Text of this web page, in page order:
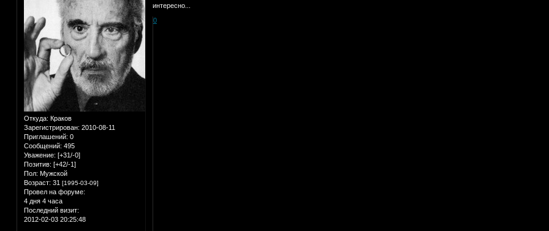
Откуда: Краков
Зарегистрирован: 2010-08-11
Приглашений: 0
Сообщений: 495
Уважение: [+31/-0]
Позитив: [+42/-1]
Пол: Мужской
Возраст: 31 [1995-03-09]
Провел на форуме:
4 дня 4 часа
Последний визит:
2012-02-03 20:25:48
интересно...
0